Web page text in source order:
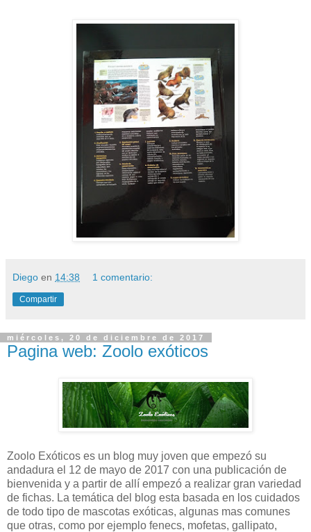
Diego en 14:38 1 comentario:
Compartir
miércoles, 20 de diciembre de 2017
Pagina web: Zoolo exóticos
Zoolo Exóticos es un blog muy joven que empezó su
andadura el 12 de mayo de 2017 con una publicación de
bienvenida y a partir de allí empezó a realizar gran variedad
de fichas. La temática del blog esta basada en los cuidados
de todo tipo de mascotas exóticas, algunas mas comunes
que otras, como por ejemplo fenecs, mofetas, gallipato,